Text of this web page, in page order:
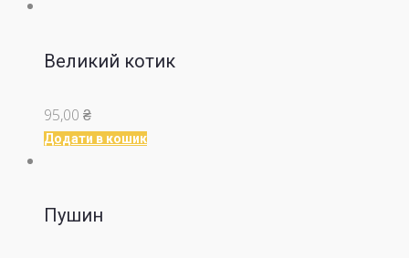
Великий котик
95,00 ₴
Додати в кошик
Пушин